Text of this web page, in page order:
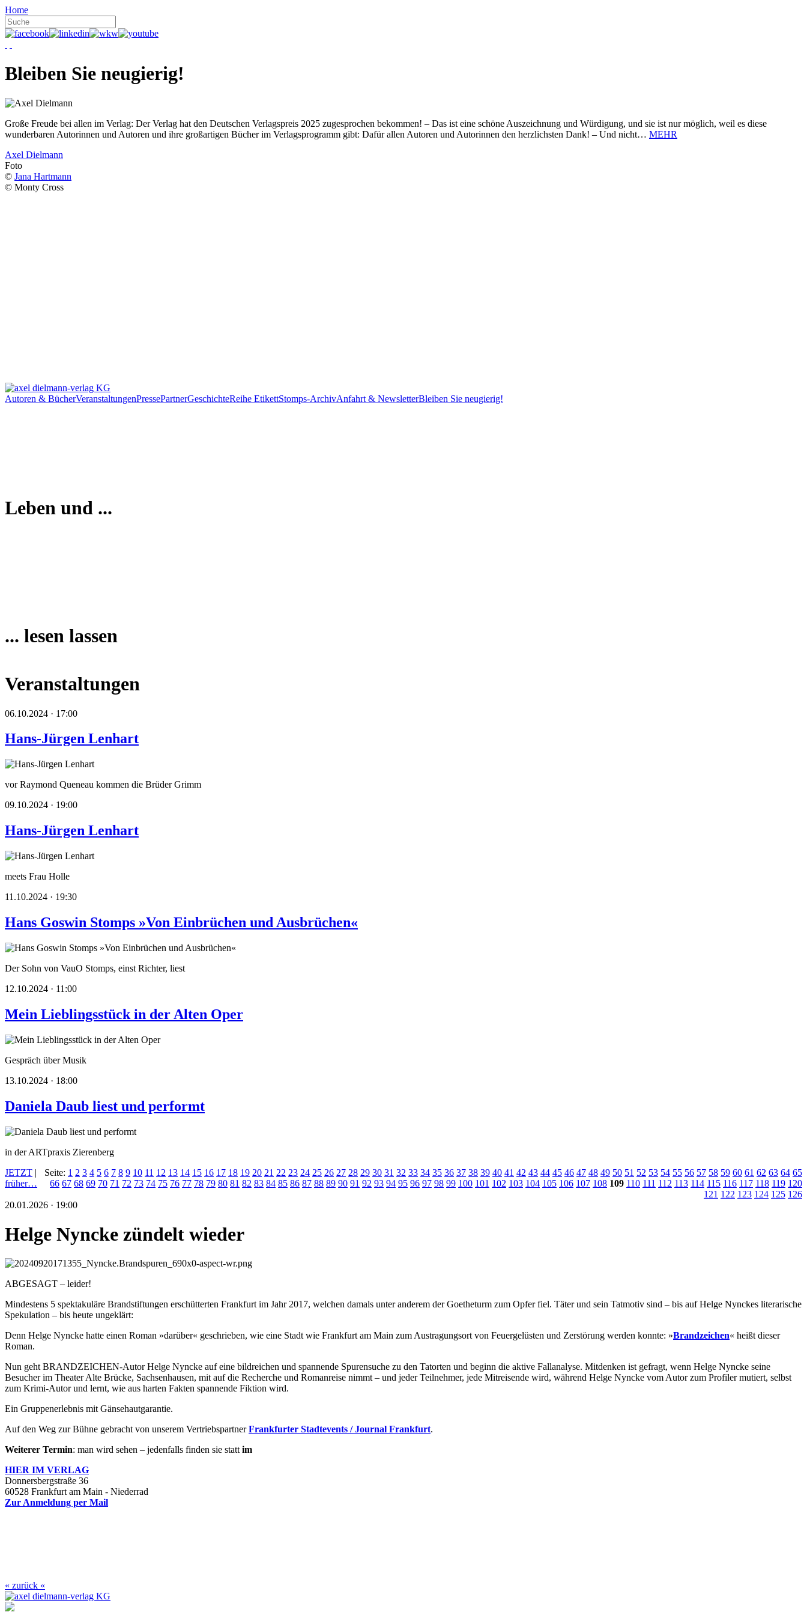
Home
Bleiben Sie neugierig!
Große Freude bei allen im Verlag: Der Verlag hat den Deutschen Verlagspreis 2025 zugesprochen bekommen! – Das ist eine schöne Auszeichnung und Würdigung, und sie ist nur möglich, weil es diese
wunderbaren Autorinnen und Autoren und ihre großartigen Bücher im Verlagsprogramm gibt: Dafür allen Autoren und Autorinnen den herzlichsten Dank! – Und nicht… MEHR
Axel Dielmann
Foto
© Jana Hartmann
© Monty Cross
Autoren & BücherVeranstaltungenPressePartnerGeschichteReihe EtikettStomps-ArchivAnfahrt & NewsletterBleiben Sie neugierig!
Leben und ...
... lesen lassen
Veranstaltungen
06.10.2024 · 17:00
Hans-Jürgen Lenhart
vor Raymond Queneau kommen die Brüder Grimm
09.10.2024 · 19:00
Hans-Jürgen Lenhart
meets Frau Holle
11.10.2024 · 19:30
Hans Goswin Stomps »Von Einbrüchen und Ausbrüchen«
Der Sohn von VauO Stomps, einst Richter, liest
12.10.2024 · 11:00
Mein Lieblingsstück in der Alten Oper
Gespräch über Musik
13.10.2024 · 18:00
Daniela Daub liest und performt
in der ARTpraxis Zierenberg
JETZT |
früher…
Seite: 1 2 3 4 5 6 7 8 9 10 11 12 13 14 15 16 17 18 19 20 21 22 23 24 25 26 27 28 29 30 31 32 33 34 35 36 37 38 39 40 41 42 43 44 45 46 47 48 49 50 51 52 53 54 55 56 57 58 59 60 61 62 63 64 65
66 67 68 69 70 71 72 73 74 75 76 77 78 79 80 81 82 83 84 85 86 87 88 89 90 91 92 93 94 95 96 97 98 99 100 101 102 103 104 105 106 107 108 109 110 111 112 113 114 115 116 117 118 119 120
121 122 123 124 125 126
20.01.2026 · 19:00
Helge Nyncke zündelt wieder
ABGESAGT – leider!
Mindestens 5 spektakuläre Brandstiftungen erschütterten Frankfurt im Jahr 2017, welchen damals unter anderem der Goetheturm zum Opfer fiel. Täter und sein Tatmotiv sind – bis auf Helge Nynckes literarische
Spekulation – bis heute ungeklärt:
Denn Helge Nyncke hatte einen Roman »darüber« geschrieben, wie eine Stadt wie Frankfurt am Main zum Austragungsort von Feuergelüsten und Zerstörung werden konnte: »Brandzeichen« heißt dieser
Roman.
Nun geht BRANDZEICHEN-Autor Helge Nyncke auf eine bildreichen und spannende Spurensuche zu den Tatorten und beginn die aktive Fallanalyse. Mitdenken ist gefragt, wenn Helge Nyncke seine
Besucher im Theater Alte Brücke, Sachsenhausen, mit auf die Recherche und Romanreise nimmt – und jeder Teilnehmer, jede Mitreisende wird, während Helge Nyncke vom Autor zum Profiler mutiert, selbst
zum Krimi-Autor und lernt, wie aus harten Fakten spannende Fiktion wird.
Ein Gruppenerlebnis mit Gänsehautgarantie.
Auf den Weg zur Bühne gebracht von unserem VertriebspartnerFrankfurter Stadtevents / Journal Frankfurt.
Weiterer Termin: man wird sehen – jedenfalls finden sie stattim
HIER IM VERLAG
Donnersbergstraße 36
60528 Frankfurt am Main - Niederrad
Zur Anmeldung per Mail
« zurück «